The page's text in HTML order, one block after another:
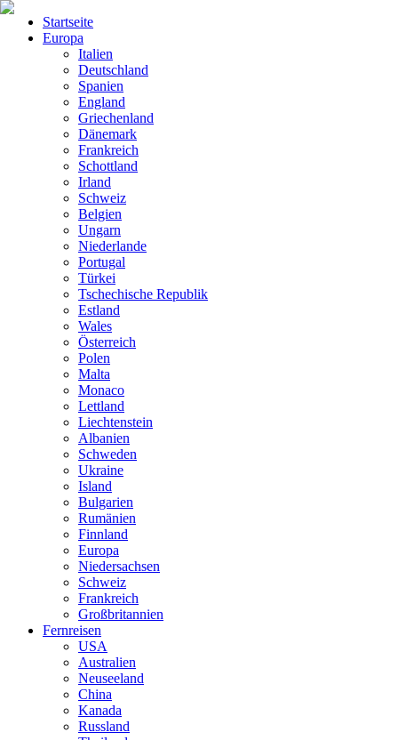
Startseite
Europa
Italien
Deutschland
Spanien
England
Griechenland
Dänemark
Frankreich
Schottland
Irland
Schweiz
Belgien
Ungarn
Niederlande
Portugal
Türkei
Tschechische Republik
Estland
Wales
Österreich
Polen
Malta
Monaco
Lettland
Liechtenstein
Albanien
Schweden
Ukraine
Island
Bulgarien
Rumänien
Finnland
Europa
Niedersachsen
Schweiz
Frankreich
Großbritannien
Fernreisen
USA
Australien
Neuseeland
China
Kanada
Russland